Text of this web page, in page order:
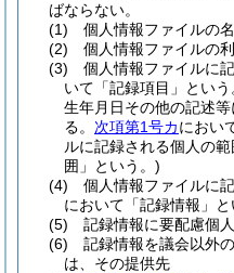
ばならない。
(1)
個人情報ファイルの
(2)
個人情報ファイルの
(3)
個人情報ファイルに
いて「記録項目」という
生年月日その他の記述
る。 次項第1号カにおい
ルに記録される個人の範
囲」という。)
(4)
個人情報ファイルに
において「記録情報」
(5)
記録情報に要配慮個
(6)
記録情報を議会以外
は、その提供先